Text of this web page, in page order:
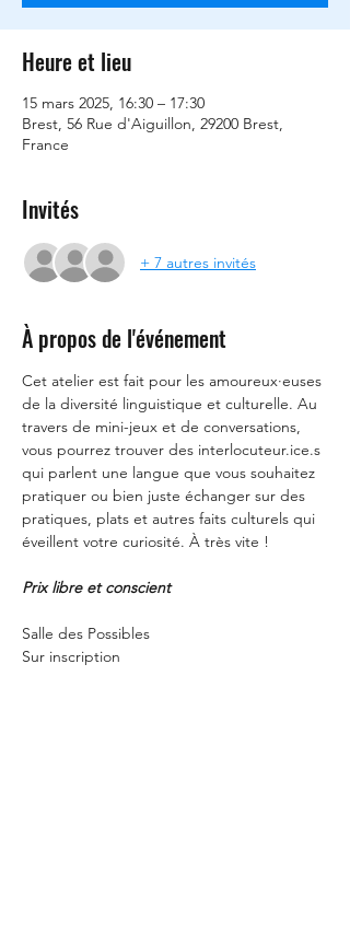
Heure et lieu
15 mars 2025, 16:30 – 17:30
Brest, 56 Rue d'Aiguillon, 29200 Brest,
France
Invités
+ 7 autres invités
À propos de l'événement
Cet atelier est fait pour les amoureux·euses
de la diversité linguistique et culturelle. Au
travers de mini-jeux et de conversations,
vous pourrez trouver des interlocuteur.ice.s
qui parlent une langue que vous souhaitez
pratiquer ou bien juste échanger sur des
pratiques, plats et autres faits culturels qui
éveillent votre curiosité. À très vite !
Prix libre et conscient
Salle des Possibles
Sur inscription